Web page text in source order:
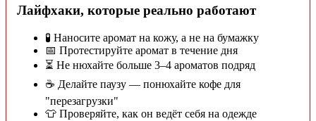
Лайфхаки, которые реально работают
🧪 Наносите аромат на кожу, а не на бумажку
📅 Протестируйте аромат в течение дня
⏳ Не нюхайте больше 3–4 ароматов подряд
☕ Делайте паузу — понюхайте кофе для
"перезагрузки"
👕 Проверяйте, как он ведёт себя на одежде